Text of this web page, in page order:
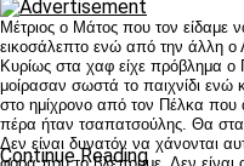
Μέτριος ο Μάτος που τον είδαμε
εικοσάλεπτο ενώ από την άλλη ο
Κυρίως στα χαφ είχε πρόβλημα
μοίρασαν σωστά το παιχνίδι ενώ
στο ημίχρονο από τον Πέλκα που
πέρα ήταν τσαπατσούλης. Θα
Δεν είναι δυνατόν να χάνονται
Continue Reading